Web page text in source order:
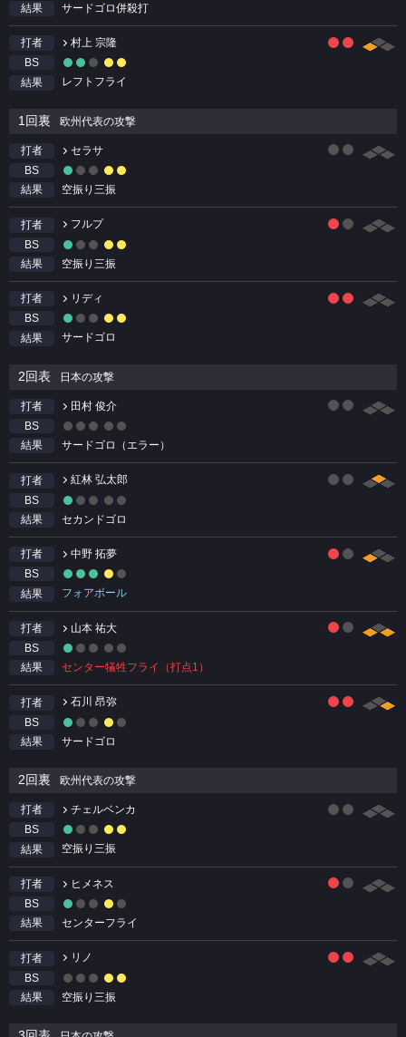
結果
サードゴロ併殺打
打者
村上 宗隆
BS
結果
レフトフライ
1回裏 欧州代表の攻撃
打者
セラサ
BS
結果
空振り三振
打者
フルプ
BS
結果
空振り三振
打者
リディ
BS
結果
サードゴロ
2回表 日本の攻撃
打者
田村 俊介
BS
結果
サードゴロ（エラー）
打者
紅林 弘太郎
BS
結果
セカンドゴロ
打者
中野 拓夢
BS
結果
フォアボール
打者
山本 祐大
BS
結果
センター犠牲フライ（打点1）
打者
石川 昂弥
BS
結果
サードゴロ
2回裏 欧州代表の攻撃
打者
チェルベンカ
BS
結果
空振り三振
打者
ヒメネス
BS
結果
センターフライ
打者
リノ
BS
結果
空振り三振